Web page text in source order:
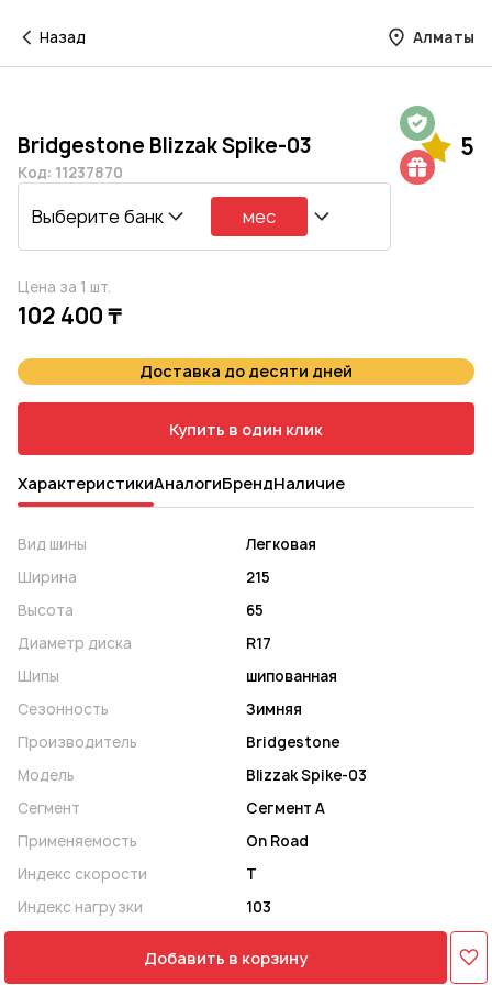
Назад Алматы
Bridgestone Blizzak Spike-03 5
Код: 11237870
Выберите банк мес
Цена за 1 шт.
102 400 ₸
Доставка до десяти дней
Купить в один клик
ХарактеристикиАналогиБрендНаличие
Вид шины
Легковая
Ширина
215
Высота
65
Диаметр диска
R17
Шипы
шипованная
Сезонность
Зимняя
Производитель
Bridgestone
Модель
Blizzak Spike-03
Сегмент
Сегмент A
Применяемость
On Road
Индекс скорости
T
Индекс нагрузки
103
Добавить в корзину